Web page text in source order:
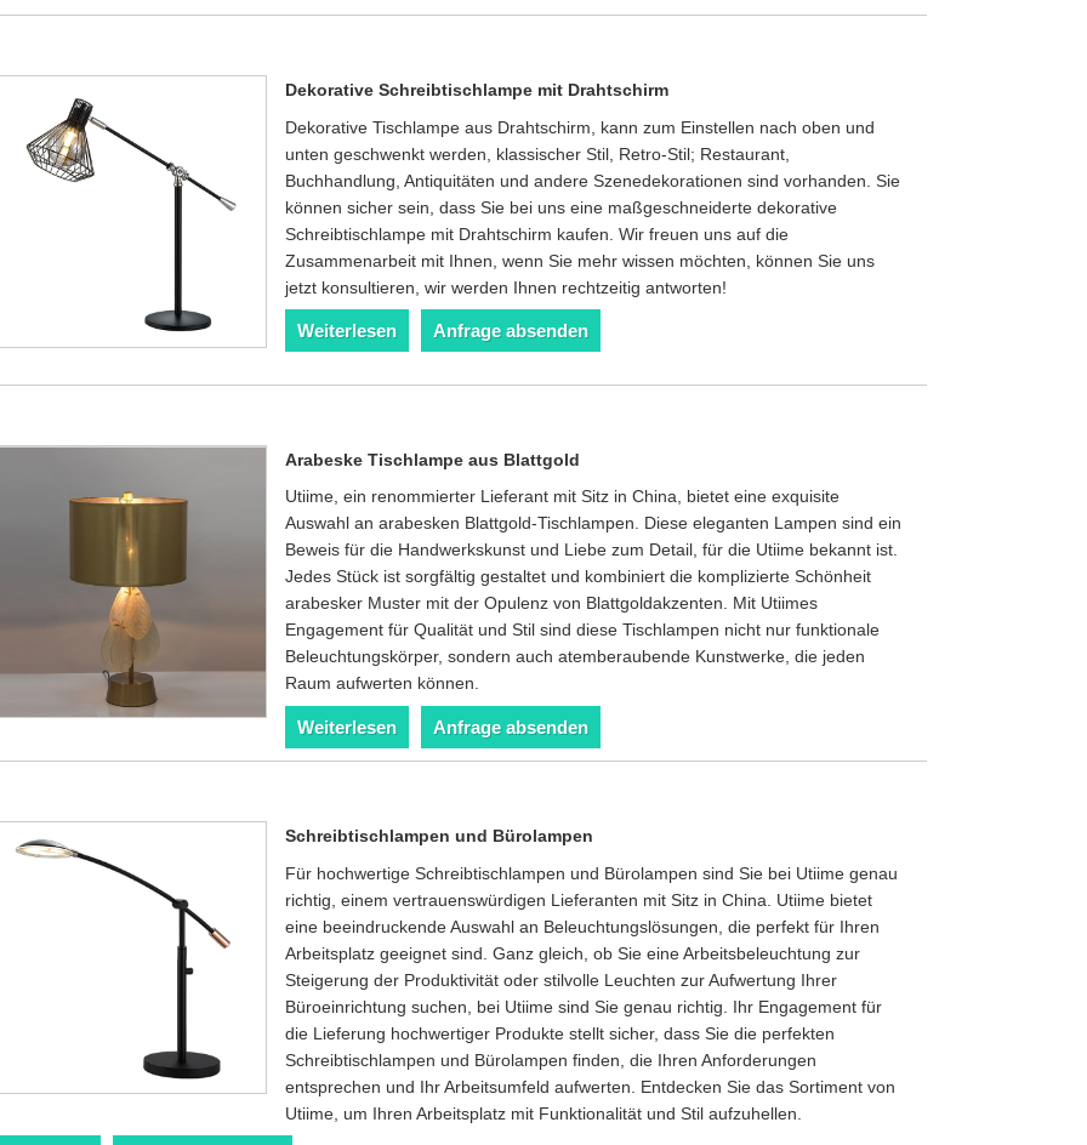
Dekorative Schreibtischlampe mit Drahtschirm
Dekorative Tischlampe aus Drahtschirm, kann zum Einstellen nach oben und
unten geschwenkt werden, klassischer Stil, Retro-Stil; Restaurant,
Buchhandlung, Antiquitäten und andere Szenedekorationen sind vorhanden. Sie
können sicher sein, dass Sie bei uns eine maßgeschneiderte dekorative
Schreibtischlampe mit Drahtschirm kaufen. Wir freuen uns auf die
Zusammenarbeit mit Ihnen, wenn Sie mehr wissen möchten, können Sie uns
jetzt konsultieren, wir werden Ihnen rechtzeitig antworten!
Weiterlesen Anfrage absenden
Arabeske Tischlampe aus Blattgold
Utiime, ein renommierter Lieferant mit Sitz in China, bietet eine exquisite
Auswahl an arabesken Blattgold-Tischlampen. Diese eleganten Lampen sind ein
Beweis für die Handwerkskunst und Liebe zum Detail, für die Utiime bekannt ist.
Jedes Stück ist sorgfältig gestaltet und kombiniert die komplizierte Schönheit
arabesker Muster mit der Opulenz von Blattgoldakzenten. Mit Utiimes
Engagement für Qualität und Stil sind diese Tischlampen nicht nur funktionale
Beleuchtungskörper, sondern auch atemberaubende Kunstwerke, die jeden
Raum aufwerten können.
Weiterlesen Anfrage absenden
Schreibtischlampen und Bürolampen
Für hochwertige Schreibtischlampen und Bürolampen sind Sie bei Utiime genau
richtig, einem vertrauenswürdigen Lieferanten mit Sitz in China. Utiime bietet
eine beeindruckende Auswahl an Beleuchtungslösungen, die perfekt für Ihren
Arbeitsplatz geeignet sind. Ganz gleich, ob Sie eine Arbeitsbeleuchtung zur
Steigerung der Produktivität oder stilvolle Leuchten zur Aufwertung Ihrer
Büroeinrichtung suchen, bei Utiime sind Sie genau richtig. Ihr Engagement für
die Lieferung hochwertiger Produkte stellt sicher, dass Sie die perfekten
Schreibtischlampen und Bürolampen finden, die Ihren Anforderungen
entsprechen und Ihr Arbeitsumfeld aufwerten. Entdecken Sie das Sortiment von
Utiime, um Ihren Arbeitsplatz mit Funktionalität und Stil aufzuhellen.